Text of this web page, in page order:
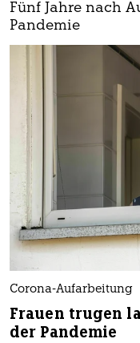
Fünf Jahre nach
Pandemie
Corona-Aufarbeitung
Frauen trugen
der Pandemie